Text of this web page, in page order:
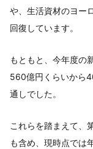
や、生活資材のヨー
回復しています。
もともと、今年度の
560億円くらいから
通しでした。
これらを踏まえて、
も含め、現時点では